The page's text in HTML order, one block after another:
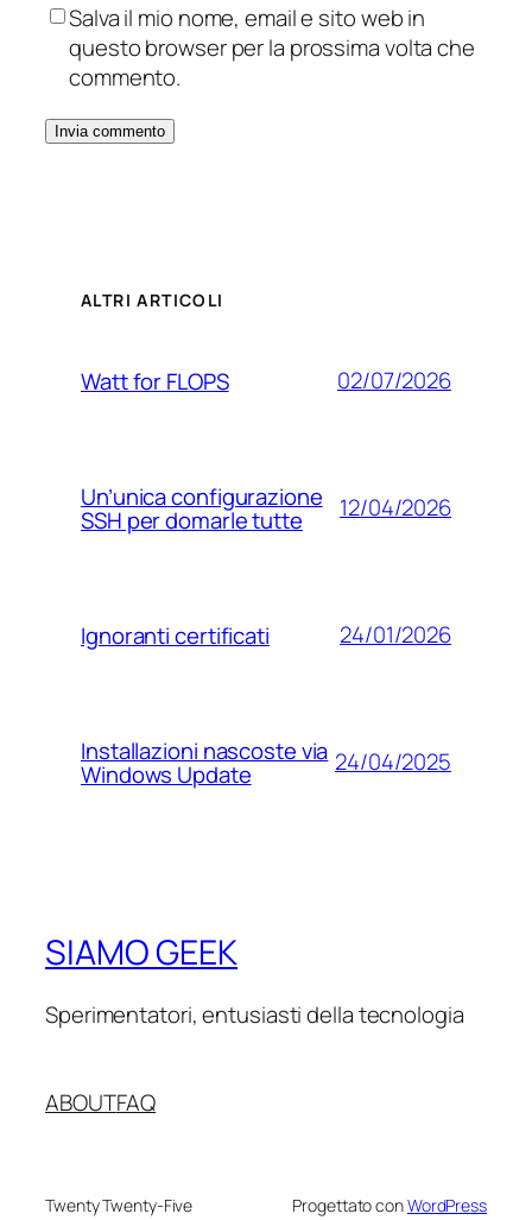
Salva il mio nome, email e sito web in
questo browser per la prossima volta che
commento.
ALTRI ARTICOLI
Watt for FLOPS 02/07/2026
Un’unica configurazione
SSH per domarle tutte 12/04/2026
Ignoranti certificati 24/01/2026
Installazioni nascoste via
Windows Update 24/04/2025
SIAMO GEEK
Sperimentatori, entusiasti della tecnologia
ABOUTFAQ
Twenty Twenty-Five Progettato conWordPress